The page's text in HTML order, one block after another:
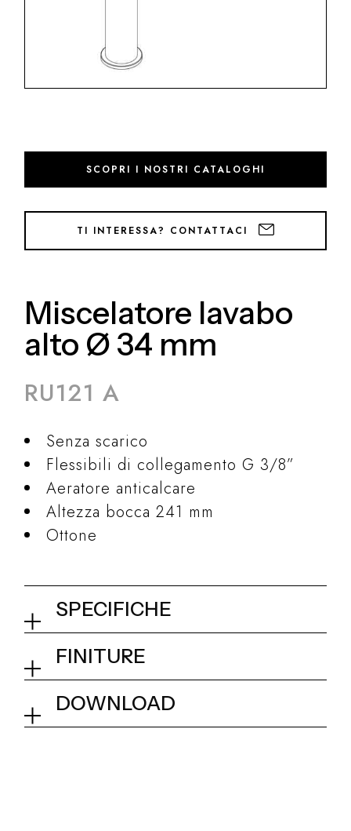
SCOPRI I NOSTRI CATALOGHI
TI INTERESSA? CONTATTACI
Miscelatore lavabo
alto Ø 34 mm
RU121 A
Senza scarico
Flessibili di collegamento G 3/8”
Aeratore anticalcare
Altezza bocca 241 mm
Ottone
SPECIFICHE
Miscelatore lavabo alto Ø 34
mm
Collezione
FINITURE
01Q - Chrome
DOWNLOAD
Dimensionale